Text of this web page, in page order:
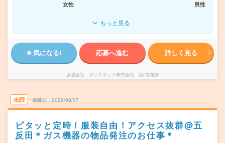
女性
男性
もっと見る
気になる! 応募へ進む 詳しく見る
派遣会社 ランスタッド株式会社 第2営業部
未読 掲載日 2026/08/07
ピタッと定時！服装自由！アクセス抜群@五
反田＊ガス機器の物品発注のお仕事＊